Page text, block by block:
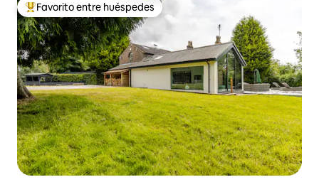
Favorito entre huéspedes preferido
Favorito entre huéspedes